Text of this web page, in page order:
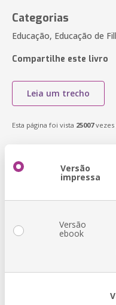
Categorias
Educação, Educação de
Compartilhe este livro
Leia um trecho
Esta página foi vista 25007vezes
Versão
impressa
Versão
ebook